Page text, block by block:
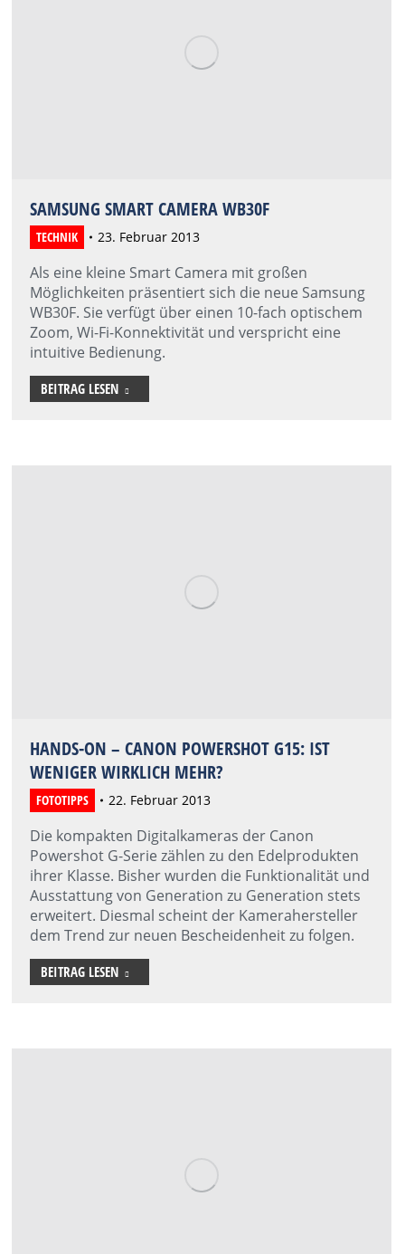
SAMSUNG SMART CAMERA WB30F
TECHNIK 23. Februar 2013
Als eine kleine Smart Camera mit großen
Möglichkeiten präsentiert sich die neue Samsung
WB30F. ‪Sie verfügt über einen 10-fach optischem
Zoom, Wi-Fi-Konnektivität und verspricht eine
intuitive Bedienung.
BEITRAG LESEN
HANDS-ON – CANON POWERSHOT G15: IST
WENIGER WIRKLICH MEHR?
FOTOTIPPS 22. Februar 2013
Die kompakten Digitalkameras der Canon
Powershot G-Serie zählen zu den Edelprodukten
ihrer Klasse. Bisher wurden die Funktionalität und
Ausstattung von Generation zu Generation stets
erweitert. Diesmal scheint der Kamerahersteller
dem Trend zur neuen Bescheidenheit zu folgen.
BEITRAG LESEN